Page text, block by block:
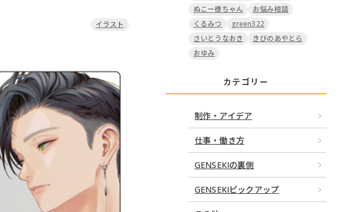
イラスト
ぬこー様ちゃん
お悩み相談
くるみつ
green322
さいとうなおき
きびのあやとら
おゆみ
カテゴリー
制作・アイデア
仕事・働き方
GENSEKIの裏側
GENSEKIピックアップ